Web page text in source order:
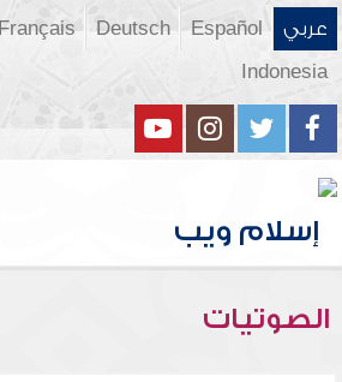
عربي Español
Deutsch
Français
Indonesia
الصوتيات